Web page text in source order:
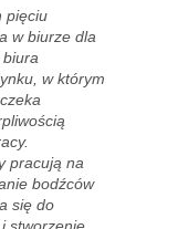
pięciu
w biurze dla
w którym
pracują na
bodźców
się do